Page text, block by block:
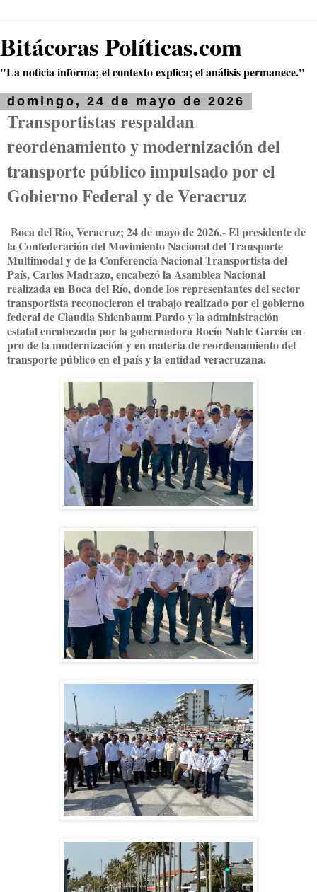
Bitácoras Políticas.com
"La noticia informa; el contexto explica; el análisis permanece."
domingo, 24 de mayo de 2026
Transportistas respaldan
reordenamiento y modernización del
transporte público impulsado por el
Gobierno Federal y de Veracruz
Boca del Río, Veracruz; 24 de mayo de 2026.- El presidente de
la Confederación del Movimiento Nacional del Transporte
Multimodal y de la Conferencia Nacional Transportista del
País, Carlos Madrazo, encabezó la Asamblea Nacional
realizada en Boca del Río, donde los representantes del sector
transportista reconocieron el trabajo realizado por el gobierno
federal de Claudia Shienbaum Pardo y la administración
estatal encabezada por la gobernadora Rocío Nahle García en
pro de la modernización y en materia de reordenamiento del
transporte público en el país y la entidad veracruzana.